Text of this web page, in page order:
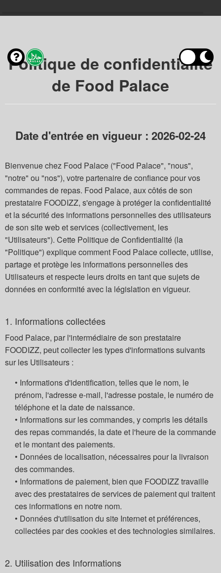
Politique de confidentialité
de Food Palace
Date d'entrée en vigueur : 2026-02-24
Bienvenue chez Food Palace ("Food Palace", "nous",
"notre" ou "nos"), votre partenaire de confiance pour vos
commandes de repas. Food Palace, aux côtés de son
prestataire FOODIZZ, s'engage à protéger la confidentialité
et la sécurité des informations personnelles des utilisateurs
de son site web et services (collectivement, les
"Utilisateurs"). Cette Politique de Confidentialité (la
"Politique") explique comment Food Palace collecte, utilise,
partage et protège les informations personnelles des
Utilisateurs et respecte leurs droits en tant que sujets de
données en conformité avec la législation en vigueur.
1. Informations collectées
Food Palace, par l'intermédiaire de son prestataire
FOODIZZ, peut collecter les types d'informations suivants
sur les Utilisateurs :
• Informations d'identification, telles que le nom, le
prénom, l'adresse e-mail, l'adresse postale, le numéro de
téléphone et la date de naissance.
• Informations sur les commandes, y compris les détails
des repas commandés, la date et l'heure de la commande
et le montant des paiements.
• Données de localisation, nécessaires pour la livraison
des commandes.
• Informations de paiement, bien que FOODIZZ travaille
avec des prestataires de services de paiement qui traitent
ces informations en notre nom.
• Données d'utilisation du site Internet et préférences,
collectées par des cookies et des technologies similaires.
2. Utilisation des Informations